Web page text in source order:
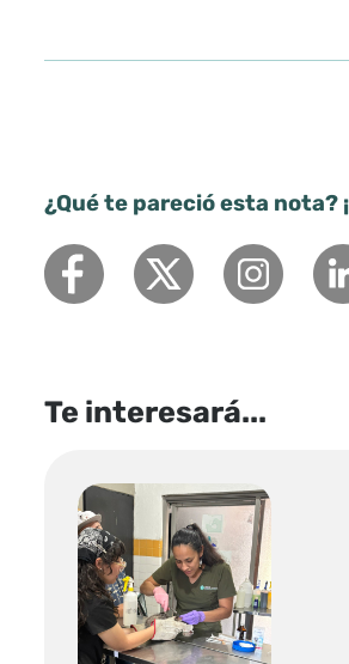
¿Qué te pareció esta nota?
Te interesará...